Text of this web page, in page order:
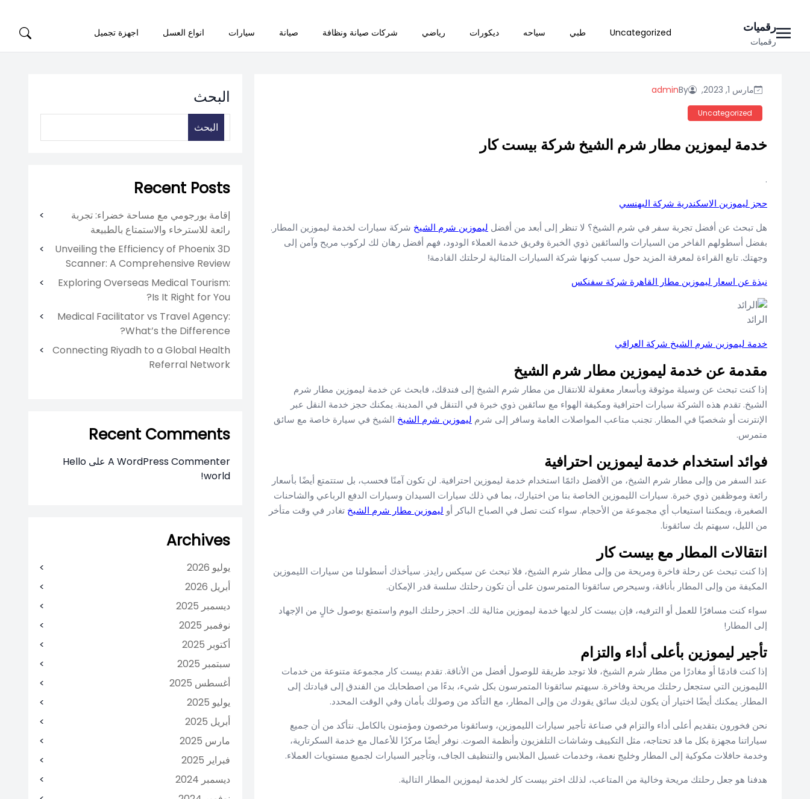
content
رقميات
رقميات
Uncategorized طبي سياحه ديكورات رياضي شركات صيانة ونظافة صيانة سيارات انواع العسل اجهزة تجميل
مارس 1, 2023, By
admin
Uncategorized
خدمة ليموزين مطار شرم الشيخ شركة بيست كار
.
حجز ليموزين الاسكندرية شركة البهنسي
هل تبحث عن أفضل تجربة سفر في شرم الشيخ؟ لا تنظر إلى أبعد من أفضل ليموزين شرم الشيخ شركة سيارات لخدمة ليموزين المطار.
بفضل أسطولهم الفاخر من السيارات والسائقين ذوي الخبرة وفريق خدمة العملاء الودود، فهم أفضل رهان لك لركوب مريح وآمن إلى
وجهتك. تابع القراءة لمعرفة المزيد حول سبب كونها شركة السيارات المثالية لرحلتك القادمة!
نبذة عن اسعار ليموزين مطار القاهرة شركة سفنكس
الرائد
خدمة ليموزين شرم الشيخ شركة العراقي
مقدمة عن خدمة ليموزين مطار شرم الشيخ
إذا كنت تبحث عن وسيلة موثوقة وبأسعار معقولة للانتقال من مطار شرم الشيخ إلى فندقك، فابحث عن خدمة ليموزين مطار شرم
الشيخ. تقدم هذه الشركة سيارات احترافية ومكيفة الهواء مع سائقين ذوي خبرة في التنقل في المدينة. يمكنك حجز خدمة النقل عبر
الإنترنت أو شخصيًا في المطار. تجنب متاعب المواصلات العامة وسافر إلى شرم ليموزين شرم الشيخ الشيخ في سيارة خاصة مع سائق
متمرس.
فوائد استخدام خدمة ليموزين احترافية
عند السفر من وإلى مطار شرم الشيخ، من الأفضل دائمًا استخدام خدمة ليموزين احترافية. لن تكون آمنًا فحسب، بل ستتمتع أيضًا بأسعار
رائعة وموظفين ذوي خبرة. سيارات الليموزين الخاصة بنا من اختيارك، بما في ذلك سيارات السيدان وسيارات الدفع الرباعي والشاحنات
الصغيرة، ويمكننا استيعاب أي مجموعة من الأحجام. سواء كنت تصل في الصباح الباكر أو ليموزين مطار شرم الشيخ تغادر في وقت متأخر
من الليل، سيهتم بك سائقونا.
انتقالات المطار مع بيست كار
إذا كنت تبحث عن رحلة فاخرة ومريحة من وإلى مطار شرم الشيخ، فلا تبحث عن سيكس رايدز. سيأخذك أسطولنا من سيارات الليموزين
المكيفة من وإلى المطار بأناقة، وسيحرص سائقونا المتمرسون على أن تكون رحلتك سلسة قدر الإمكان.
سواء كنت مسافرًا للعمل أو الترفيه، فإن بيست كار لديها خدمة ليموزين مثالية لك. احجز رحلتك اليوم واستمتع بوصول خالٍ من الإجهاد
إلى المطار!
تأجير ليموزين بأعلى أداء والتزام
إذا كنت قادمًا أو مغادرًا من مطار شرم الشيخ، فلا توجد طريقة للوصول أفضل من الأناقة. تقدم بيست كار مجموعة متنوعة من خدمات
الليموزين التي ستجعل رحلتك مريحة وفاخرة. سيهتم سائقونا المتمرسون بكل شيء، بدءًا من اصطحابك من الفندق إلى قيادتك إلى
المطار. يمكنك أيضًا اختيار أن يكون لديك سائق يقودك من وإلى المطار، مع التأكد من وصولك بأمان وفي الوقت المحدد.
نحن فخورون بتقديم أعلى أداء والتزام في صناعة تأجير سيارات الليموزين، وسائقونا مرخصون ومؤمنون بالكامل. نتأكد من أن جميع
سياراتنا مجهزة بكل ما قد تحتاجه، مثل التكييف وشاشات التلفزيون وأنظمة الصوت. نوفر أيضًا مركزًا للأعمال مع خدمة السكرتارية،
وخدمة حافلات مكوكية إلى المطار وخليج نعمة، وخدمات غسيل الملابس والتنظيف الجاف، وتأجير السيارات لجميع مستويات العملاء.
هدفنا هو جعل رحلتك مريحة وخالية من المتاعب، لذلك اختر بيست كار لخدمة ليموزين المطار التالية.
البحث
البحث
Recent Posts
إقامة بورجومي مع مساحة خضراء: تجربة
رائعة للاسترخاء والاستمتاع بالطبيعة
Unveiling the Efficiency of Phoenix 3D
Scanner: A Comprehensive Review
Exploring Overseas Medical Tourism:
Is It Right for You?
Medical Facilitator vs Travel Agency:
What’s the Difference?
Connecting Riyadh to a Global Health
Referral Network
Recent Comments
A WordPress Commenter على Hello
world!
Archives
يوليو 2026
أبريل 2026
ديسمبر 2025
نوفمبر 2025
أكتوبر 2025
سبتمبر 2025
أغسطس 2025
يوليو 2025
أبريل 2025
مارس 2025
فبراير 2025
ديسمبر 2024